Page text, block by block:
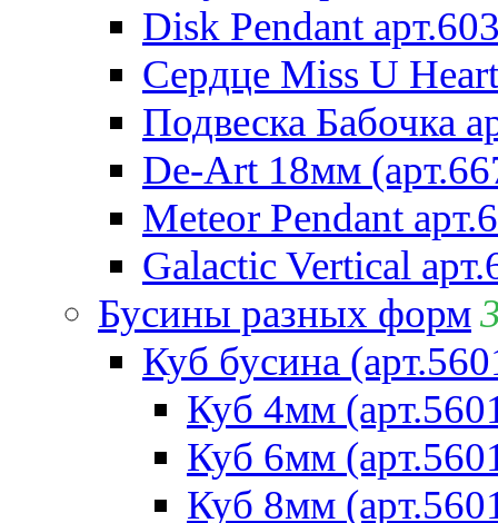
Disk Pendant
Сердце Miss U
Подвеска Бабочка
De-Art 18мм
Meteor Pendant
Galactic Vertical
Бусины разных форм
Куб бусина
Куб 4мм
Куб 6мм
Куб 8мм